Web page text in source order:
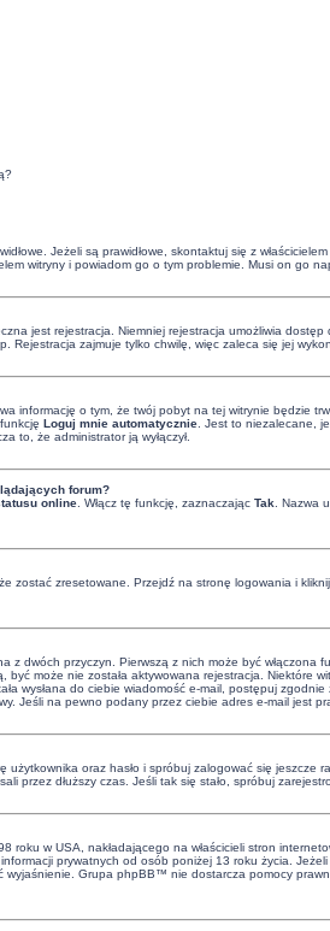
Jeżeli są prawidłowe, skontaktuj się z
witryny i powiadom go o tym problemie. Musi on go
jest rejestracja. Niemniej rejestracja umożliwia
Rejestracja zajmuje tylko chwilę, więc zaleca się jej
informację o tym, że twój pobyt na tej witrynie będzie
Loguj mnie automatycznie. Jest to niezalecane,
to, że administrator ją wyłączył.
forum?
online. Włącz tę funkcję, zaznaczając Tak . Nazwa
zostać zresetowane. Przejdź na stronę logowania i
dwóch przyczyn. Pierwszą z nich może być
może nie została aktywowana rejestracja.
wysłana do ciebie wiadomość e-mail, postępuj
Jeśli na pewno podany przez ciebie adres e-mail jest
oraz hasło i spróbuj zalogować się
przez dłuższy czas. Jeśli tak się stało, spróbuj
w USA, nakładającego na właścicieli stron
prywatnych od osób poniżej 13 roku życia.
Grupa phpBB™ nie dostarcza pomocy